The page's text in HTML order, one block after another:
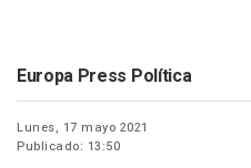
Europa Press Política
Lunes, 17 mayo 2021
Publicado: 13:50